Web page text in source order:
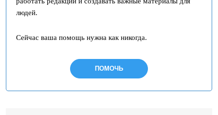
людей.
Сейчас ваша помощь нужна как никогда.
ПОМОЧЬ